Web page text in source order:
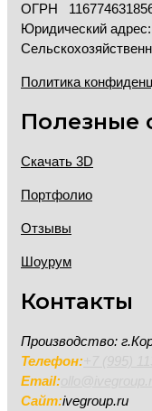
ОГРН
Юридический
Политика
Полезные
Скачать 3D
Портфолио
Отзывы
Шоурум
Контакты
Производство:
Телефон:
Email:
Сайт:ivegroup.ru